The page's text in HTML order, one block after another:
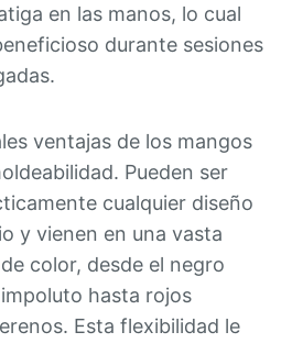
en las manos, lo cual
durante sesiones
ventajas de los mangos
Pueden ser
cualquier diseño
y vienen en una vasta
color, desde el negro
hasta rojos
Esta flexibilidad le